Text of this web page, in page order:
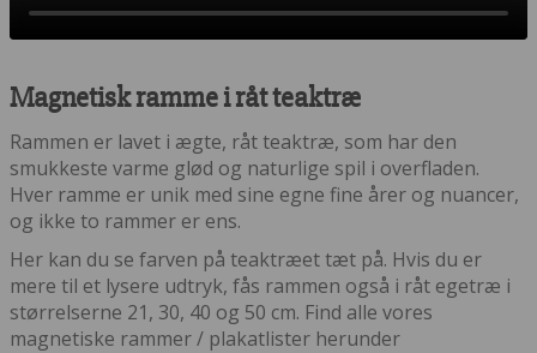
Magnetisk ramme i råt teaktræ
Rammen er lavet i ægte, råt teaktræ, som har den
smukkeste varme glød og naturlige spil i overfladen.
Hver ramme er unik med sine egne fine årer og nuancer,
og ikke to rammer er ens.
Her kan du se farven på teaktræet tæt på. Hvis du er
mere til et lysere udtryk, fås rammen også i råt egetræ i
størrelserne 21, 30, 40 og 50 cm. Find alle vores
magnetiske rammer / plakatlister herunder